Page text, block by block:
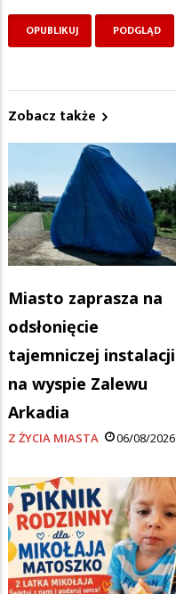
Zobacz także
Miasto zaprasza na
odsłonięcie
tajemniczej instalacji
na wyspie Zalewu
Arkadia
Z ŻYCIA MIASTA 06/08/2026